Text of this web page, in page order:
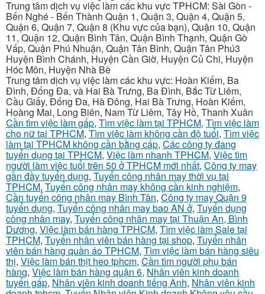
Trung tâm dịch vụ việc làm các khu vực TPHCM: Sài Gòn -
Bến Nghé - Bến Thành Quận 1, Quận 3, Quận 4, Quận 5,
Quận 6, Quận 7, Quận 8 (Khu vực của bạn), Quận 10, Quận
11, Quận 12, Quận Bình Tân, Quận Bình Thạnh, Quận Gò
Vấp, Quận Phú Nhuận, Quận Tân Bình, Quận Tân Phú3
Huyện Bình Chánh, Huyện Cần Giờ, Huyện Củ Chi, Huyện
Hóc Môn, Huyện Nhà Bè
Trung tâm dịch vụ việc làm các khu vực: Hoàn Kiếm, Ba
Đình, Đống Đa, và Hai Bà Trưng, Ba Đình, Bắc Từ Liêm,
Cầu Giấy, Đống Đa, Hà Đông, Hai Bà Trưng, Hoàn Kiếm,
Hoàng Mai, Long Biên, Nam Từ Liêm, Tây Hồ, Thanh Xuân
Cần tìm việc làm gấp, Tìm việc làm tại TPHCM, Tìm việc làm
cho nữ tại TPHCM, Tìm việc làm không cần độ tuổi, Tìm việc
làm tại TPHCM không cần bằng cấp, Các công ty đang
tuyển dụng tại TPHCM, Việc làm nhanh TPHCM, Việc tìm
người làm việc tuổi trên 50 ở TPHCM mới nhất, Công ty may
gần đầy tuyển dụng, Tuyển công nhân may thời vụ tại
TPHCM, Tuyển công nhân may không cần kinh nghiệm,
Cần tuyển công nhân may Bình Tân, Công ty may Quận 9
tuyển dụng, Tuyển công nhân may bao AN ở, Tuyển dụng
công nhân may, Tuyển công nhân may tại Thuận An, Bình
Dương, Việc làm bán hàng TPHCM, Tìm việc làm Sale tại
TPHCM, Tuyển nhân viên bán hàng tại shop, Tuyển nhân
viên bán hàng quần áo TPHCM, Tìm việc làm bán hàng siêu
thị, Việc làm bán thịt heo tphcm, Cần tìm người phụ bán
hàng, Việc làm bán hàng quận 6, Nhân viên kinh doanh
tuyển gấp, Nhân viên kinh doanh tiếng Anh, Nhân viên kinh